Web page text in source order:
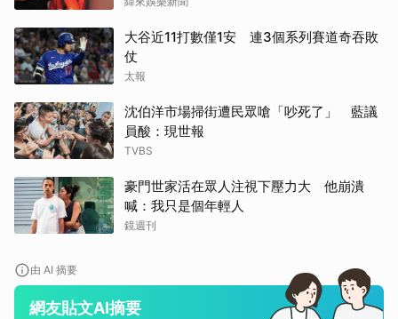
大谷近11打數僅1安 連3個系列賽道奇吞敗
仗
太報
沈伯洋市場掃街遭民眾嗆「吵死了」 藍議
員酸：現世報
TVBS
豪門世家活在眾人注視下壓力大 他崩潰
喊：我只是個年輕人
鏡週刊
由 AI 摘要
網友貼文AI摘要